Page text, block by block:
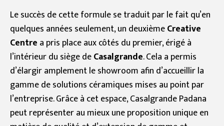
Le succès de cette formule se traduit par le fait qu’en
quelques années seulement, un deuxièmeCreative
Centre a pris place aux côtés du premier, érigé à
l’intérieur du siège deCasalgrande. Cela a permis
d’élargir amplement le showroom afin d’accueillir la
gamme de solutions céramiques mises au point par
l’entreprise. Grâce à cet espace, Casalgrande Padana
peut représenter au mieux une proposition unique en